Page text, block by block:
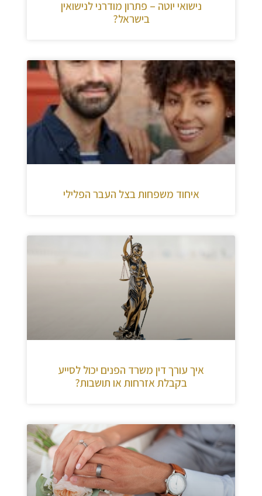
נישואי יוטה – פתרון מודרני לנישואין
בישראל?
איחוד משפחות בצל העבר הפלילי
איך עורך דין משרד הפנים יכול לסייע
בקבלת אזרחות או תושבות?